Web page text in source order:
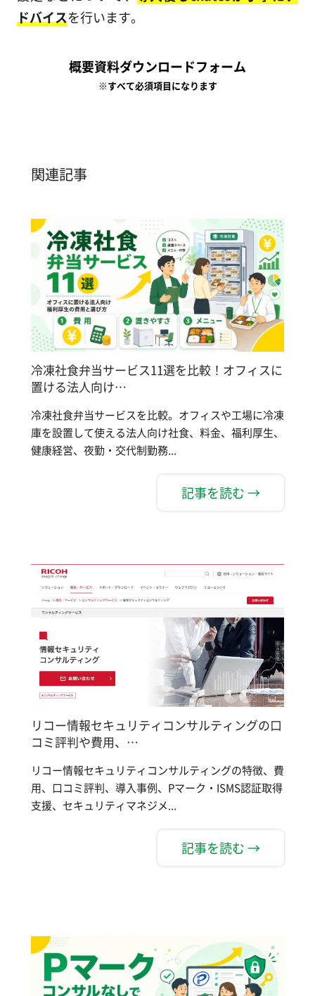
ドバイスを行います。
概要資料ダウンロードフォーム
※すべて必須項目になります
関連記事
冷凍社食弁当サービス11選を比較！オフィスに
置ける法人向け…
冷凍社食弁当サービスを比較。オフィスや工場に冷凍
庫を設置して使える法人向け社食、料金、福利厚生、
健康経営、夜勤・交代制勤務...
記事を読む →
リコー情報セキュリティコンサルティングの口
コミ評判や費用、…
リコー情報セキュリティコンサルティングの特徴、費
用、口コミ評判、導入事例、Pマーク・ISMS認証取得
支援、セキュリティマネジメ...
記事を読む →